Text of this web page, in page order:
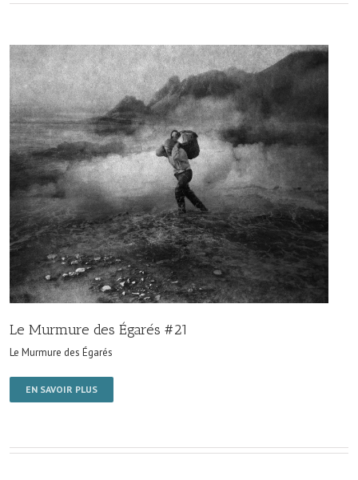
Le Murmure des Égarés #21
Le Murmure des Égarés
EN SAVOIR PLUS